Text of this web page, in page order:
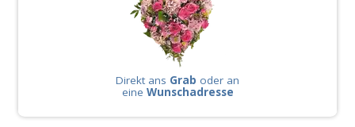
Direkt ans Grab oder an
eine Wunschadresse